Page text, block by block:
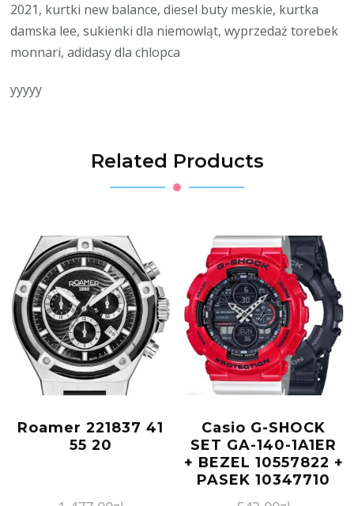
2021, kurtki new balance, diesel buty meskie, kurtka
damska lee, sukienki dla niemowląt, wyprzedaż torebek
monnari, adidasy dla chlopca
yyyyy
Related Products
Roamer 221837 41
55 20
Casio G-SHOCK
SET GA-140-1A1ER
+ BEZEL 10557822 +
PASEK 10347710